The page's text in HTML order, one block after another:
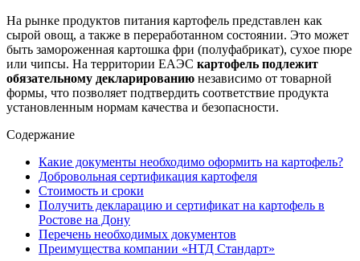
На рынке продуктов питания картофель представлен как
сырой овощ, а также в переработанном состоянии. Это может
быть замороженная картошка фри (полуфабрикат), сухое пюре
или чипсы. На территории ЕАЭС картофель подлежит
обязательному декларированию независимо от товарной
формы, что позволяет подтвердить соответствие продукта
установленным нормам качества и безопасности.
Содержание
Какие документы необходимо оформить на картофель?
Добровольная сертификация картофеля
Стоимость и сроки
Получить декларацию и сертификат на картофель в
Ростове на Дону
Перечень необходимых документов
Преимущества компании «НТД Стандарт»